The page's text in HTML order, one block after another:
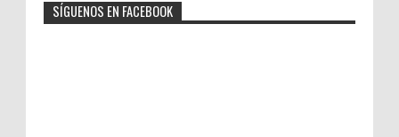
SÍGUENOS EN FACEBOOK